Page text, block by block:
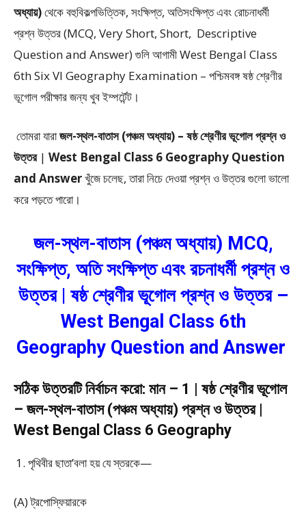
অধ্যায়)থেকেবহুবিকল্পভিত্তিক, সংক্ষিপ্ত, অতিসংক্ষিপ্ত এবং রোচনাধর্মী
প্রশ্ন উত্তর (MCQ, Very Short, Short, Descriptive
Question and Answer)গুলি আগামী West Bengal Class
6th Six VI Geography Examination – পশ্চিমবঙ্গ ষষ্ঠ শ্রেণীর
ভূগোল পরীক্ষার জন্য খুব ইম্পর্টেন্ট।
তোমরা যারাজল-স্থল-বাতাস (পঞ্চম অধ্যায়) – ষষ্ঠ শ্রেণীর ভূগোল প্রশ্ন ও
উত্তর| West Bengal Class 6 Geography Question
and Answerখুঁজে চলেছ, তারা নিচে দেওয়া প্রশ্ন ও উত্তর গুলো ভালো
করে পড়তে পারো।
জল-স্থল-বাতাস (পঞ্চম অধ্যায়) MCQ,
সংক্ষিপ্ত, অতি সংক্ষিপ্ত এবং রচনাধর্মী প্রশ্ন ও
উত্তর | ষষ্ঠ শ্রেণীর ভূগোল প্রশ্ন ও উত্তর –
West Bengal Class 6th
Geography Question and Answer
সঠিক উত্তরটি নির্বাচন করো: মান – 1 | ষষ্ঠ শ্রেণীর ভূগোল
– জল-স্থল-বাতাস (পঞ্চম অধ্যায়) প্রশ্ন ও উত্তর |
West Bengal Class 6 Geography
পৃথিবীর ছাতা’বলা হয় যে স্তরকে—
(A) ট্রপোস্ফিয়ারকে